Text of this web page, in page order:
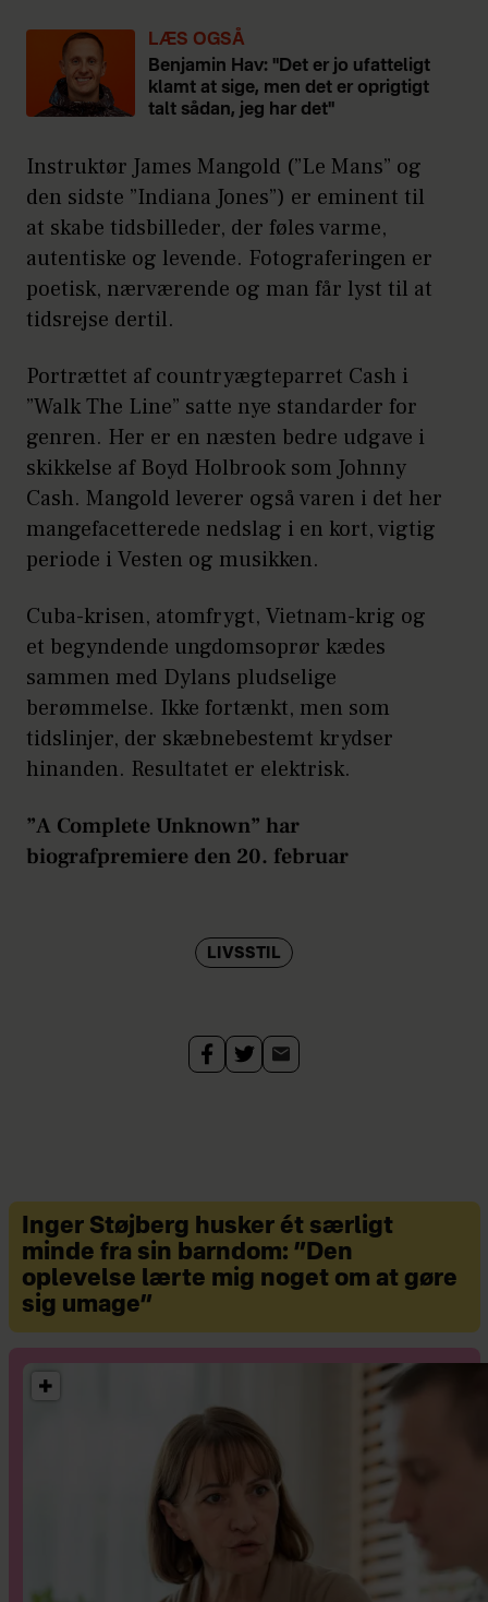
LÆS OGSÅ
Benjamin Hav: "Det er jo ufatteligt
klamt at sige, men det er oprigtigt
talt sådan, jeg har det"
Instruktør James Mangold (”Le Mans” og
den sidste ”Indiana Jones”) er eminent til
at skabe tidsbilleder, der føles varme,
autentiske og levende. Fotograferingen er
poetisk, nærværende og man får lyst til at
tidsrejse dertil.
Portrættet af countryægteparret Cash i
”Walk The Line” satte nye standarder for
genren. Her er en næsten bedre udgave i
skikkelse af Boyd Holbrook som Johnny
Cash. Mangold leverer også varen i det her
mangefacetterede nedslag i en kort, vigtig
periode i Vesten og musikken.
Cuba-krisen, atomfrygt, Vietnam-krig og
et begyndende ungdomsoprør kædes
sammen med Dylans pludselige
berømmelse. Ikke fortænkt, men som
tidslinjer, der skæbnebestemt krydser
hinanden. Resultatet er elektrisk.
”A Complete Unknown” har
biografpremiere den 20. februar
LIVSSTIL
Inger Støjberg husker ét særligt
minde fra sin barndom: ”Den
oplevelse lærte mig noget om at gøre
sig umage”